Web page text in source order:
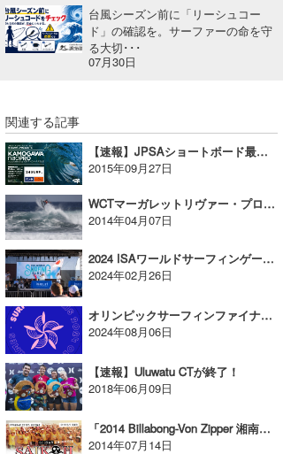
台風シーズン前に「リーシュコー
ド」の確認を。サーファーの命を守
る大切･･･
07月30日
関連する記事
【速報】JPSAショートボード最終戦「24SURF_ presents 鴨川naoプロ」終了、優勝は川合美乃里、大澤伸幸！
2015年09月27日
WCTマーガレットリヴァー・プロ、メンズR3が終了！
2014年04月07日
2024 ISAワールドサーフィンゲーム 途中経過
2024年02月26日
オリンピックサーフィンファイナル！
2024年08月06日
【速報】Uluwatu CTが終了！
2018年06月09日
「2014 Billabong-Von Zipper 湘南グロメッツ最高!!カップ」開催!!
2014年07月14日